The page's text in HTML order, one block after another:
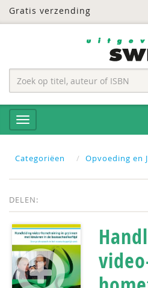
Gratis verzending
Categoriëen Opvoeding en
DELEN: